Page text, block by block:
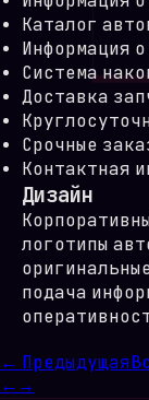
Каталог
Информация о
Система
Доставка
Срочные
Контактная
Дизайн
логотипы
подача
← Предыдущая
← →